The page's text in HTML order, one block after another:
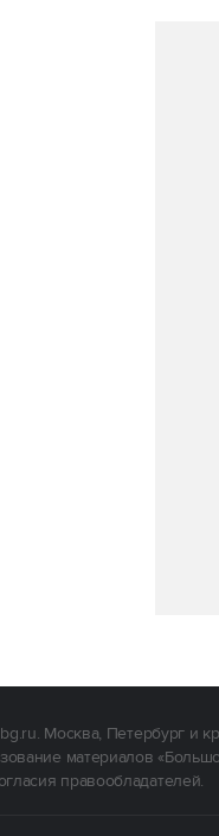
Москва, Петербург и
материалов
правообладателей.